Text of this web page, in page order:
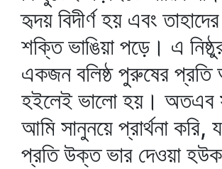
হৃদয় বিদীর্ণ হয় এবং
শক্তি ভাঙিয়া পড়ে। এ
একজন বলিষ্ঠ পুরুষের প্রতি
হইলেই ভালো হয়। অতএব
আমি সানুনয়ে প্রার্থনা করি,
প্রতি উক্ত ভার দেওয়া